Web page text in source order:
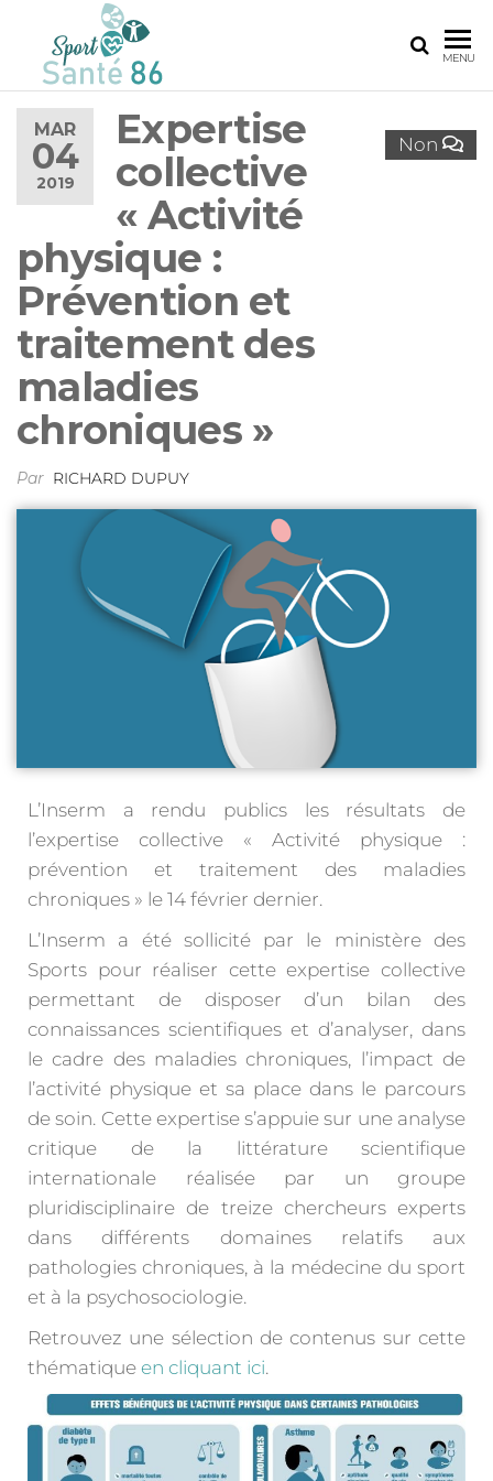
SANTÉ
86
santé
Vienne
MENU
MAR
04
2019
Non
Expertise
collective
« Activité
physique :
Prévention et
traitement des
maladies
chroniques »
Par RICHARD DUPUY
L’Inserm a rendu publics les résultats de
l’expertise collective « Activité physique :
prévention et traitement des maladies
chroniques » le 14 février dernier.
L’Inserm a été sollicité par le ministère des
Sports pour réaliser cette expertise collective
permettant de disposer d’un bilan des
connaissances scientifiques et d’analyser, dans
le cadre des maladies chroniques, l’impact de
l’activité physique et sa place dans le parcours
de soin. Cette expertise s’appuie sur une analyse
critique de la littérature scientifique
internationale réalisée par un groupe
pluridisciplinaire de treize chercheurs experts
dans différents domaines relatifs aux
pathologies chroniques, à la médecine du sport
et à la psychosociologie.
Retrouvez une sélection de contenus sur cette
thématique en cliquant ici.